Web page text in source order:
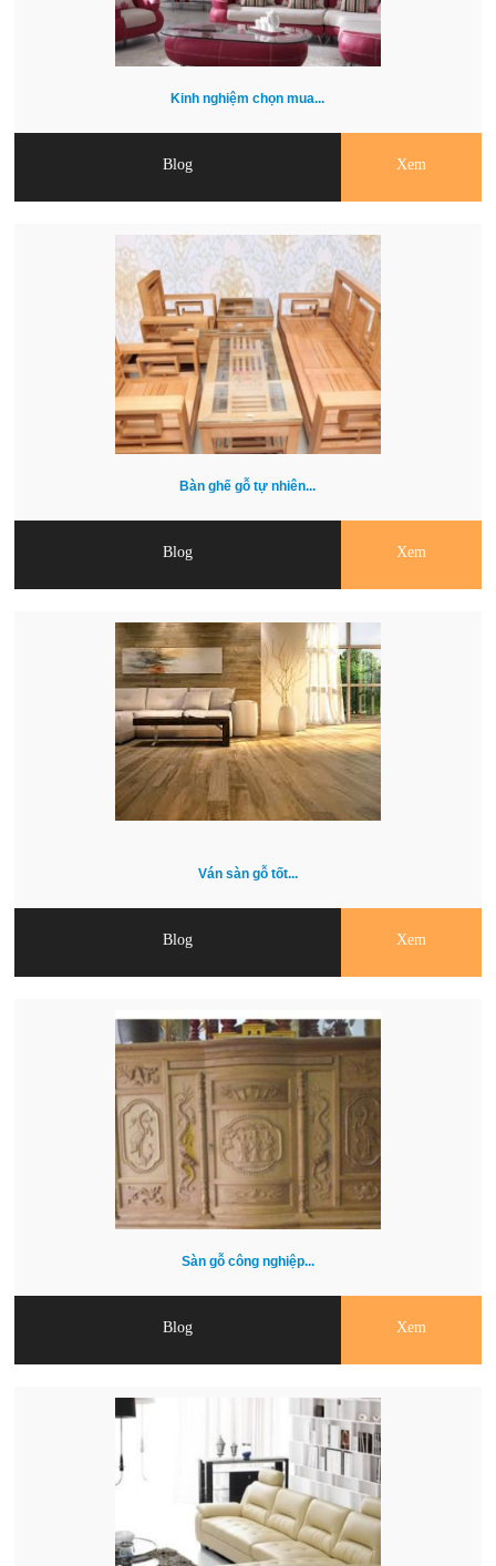
Kinh nghiệm chọn mua...
Blog Xem
Bàn ghế gỗ tự nhiên...
Blog Xem
Ván sàn gỗ tốt...
Blog Xem
Sàn gỗ công nghiệp...
Blog Xem